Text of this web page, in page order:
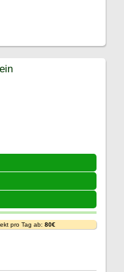
pro Tag ab: 80€